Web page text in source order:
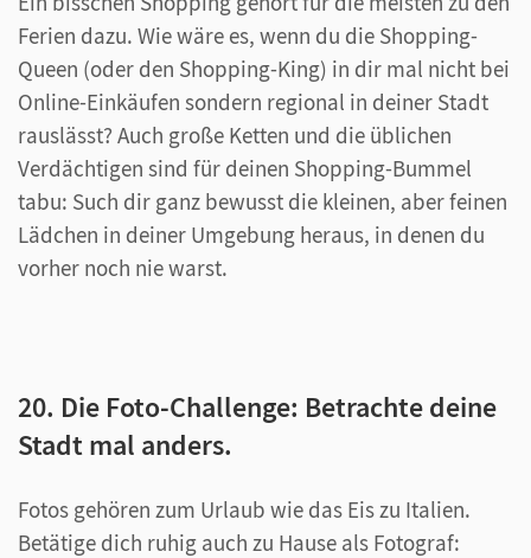
Ferien dazu. Wie wäre es, wenn du die Shopping-
Queen (oder den Shopping-King) in dir mal nicht bei
Online-Einkäufen sondern regional in deiner Stadt
rauslässt? Auch große Ketten und die üblichen
Verdächtigen sind für deinen Shopping-Bummel
tabu: Such dir ganz bewusst die kleinen, aber feinen
Lädchen in deiner Umgebung heraus, in denen du
vorher noch nie warst.
20. Die Foto-Challenge: Betrachte deine
Stadt mal anders.
Fotos gehören zum Urlaub wie das Eis zu Italien.
Betätige dich ruhig auch zu Hause als Fotograf: